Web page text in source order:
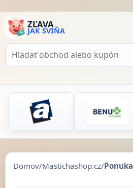
ZĽAVA
JAK SVIŇA
Hľadať
Domov/Mastichashop.cz/Ponuka